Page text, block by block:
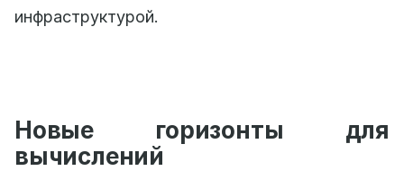
инфраструктурой.
Новые горизонты для
вычислений